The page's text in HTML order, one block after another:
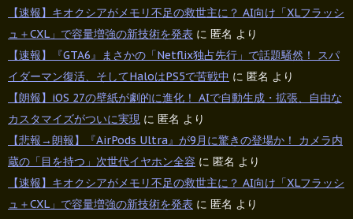
【速報】キオクシアがメモリ不足の救世主に？ AI向け「XLフラッシ
ュ＋CXL」で容量増強の新技術を発表 に 匿名 より
【速報】『GTA6』まさかの「Netflix独占先行」で話題騒然！ スパ
イダーマン復活、そしてHaloはPS5で苦戦中 に 匿名 より
【朗報】iOS 27の壁紙が劇的に進化！ AIで自動生成・拡張、自由な
カスタマイズがついに実現 に 匿名 より
【悲報→朗報】『AirPods Ultra』が9月に驚きの登場か！ カメラ内
蔵の「目を持つ」次世代イヤホン全容 に 匿名 より
【速報】キオクシアがメモリ不足の救世主に？ AI向け「XLフラッシ
ュ＋CXL」で容量増強の新技術を発表 に 匿名 より